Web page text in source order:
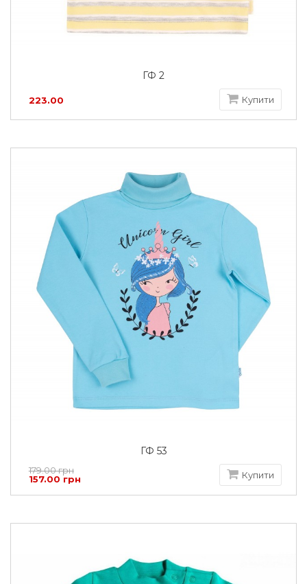
ГФ 2
223.00 Купити
ГФ 53
179.00 грн
157.00 грн
Купити